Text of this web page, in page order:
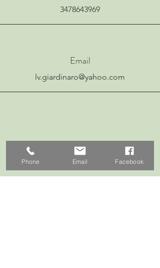
3478643969
Email
lv.giardinaro@yahoo.com
Phone Email Facebook